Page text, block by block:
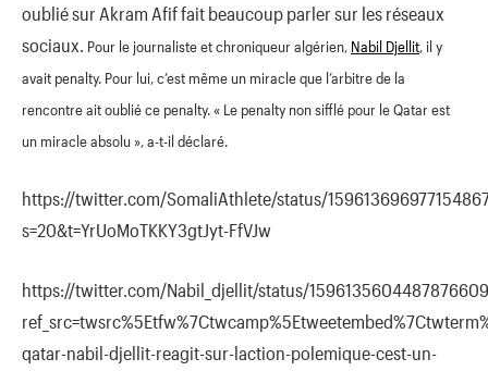
oublié sur Akram Afif fait beaucoup parler sur les réseaux
sociaux. Pour le journaliste et chroniqueur algérien, Nabil Djellit, il y
avait penalty. Pour lui, c’est même un miracle que l’arbitre de la
rencontre ait oublié ce penalty. « Le penalty non sifflé pour le Qatar est
un miracle absolu », a-t-il déclaré.
https://twitter.com/SomaliAthlete/status/
s=20&t=YrUoMoTKKY3gtJyt-FfVJw
https://twitter.com/Nabil_djellit/status/
qatar-nabil-djellit-reagit-sur-laction-polemique-cest-un-